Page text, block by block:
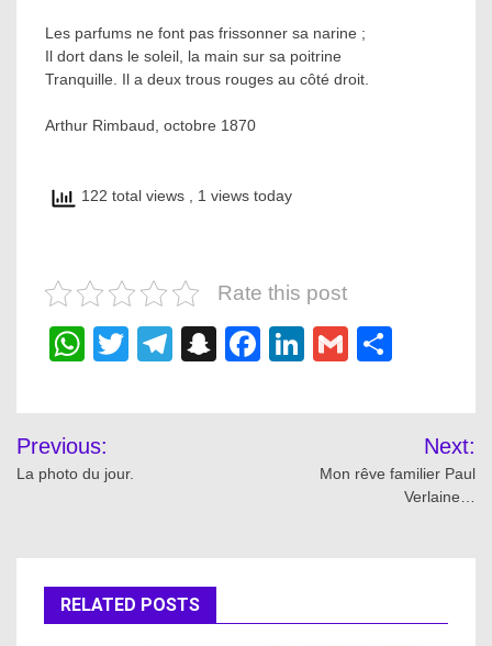
Les parfums ne font pas frissonner sa narine ;
Il dort dans le soleil, la main sur sa poitrine
Tranquille. Il a deux trous rouges au côté droit.
Arthur Rimbaud, octobre 1870
122 total views , 1 views today
Rate this post
WhatsApp
TwitterTelegram
Snapchat
Facebook
LinkedIn
Gmail
Post
navigation
Previous:
La photo du jour.
Next:
Mon rêve familier Paul
Verlaine…
RELATED POSTS